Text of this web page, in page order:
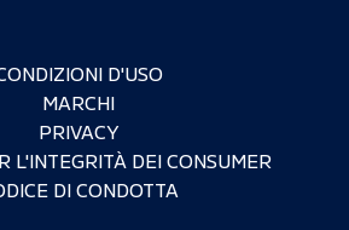
D'USO
MARCHI
PRIVACY
L'INTEGRITÀ DEI CONSUMER
DI CONDOTTA